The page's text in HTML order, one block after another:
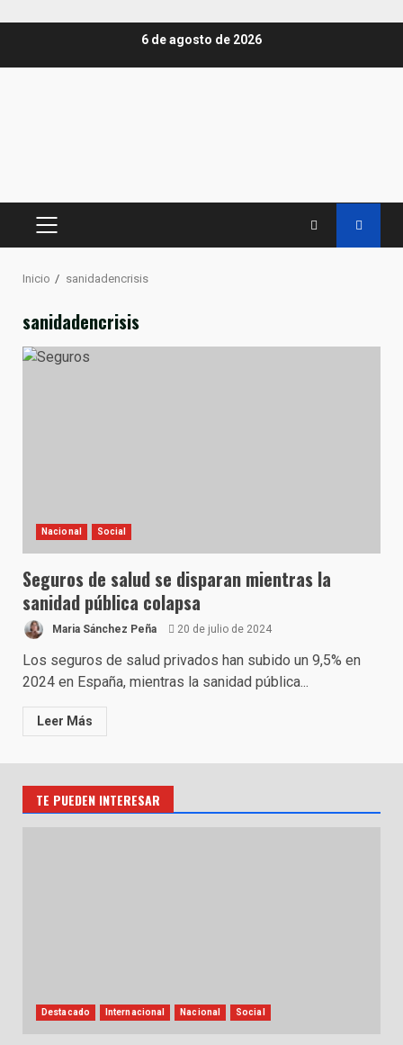
6 de agosto de 2026
MENÚ
Inicio sanidadencrisis
sanidadencrisis
Nacional Social
Seguros de salud se disparan mientras la
sanidad pública colapsa
Maria Sánchez Peña 20 de julio de 2024
Los seguros de salud privados han subido un 9,5% en
2024 en España, mientras la sanidad pública...
Leer Más
TE PUEDEN INTERESAR
Destacado Internacional Nacional Social